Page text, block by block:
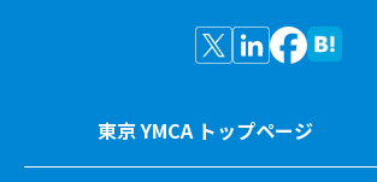
東京 YMCA トップページ